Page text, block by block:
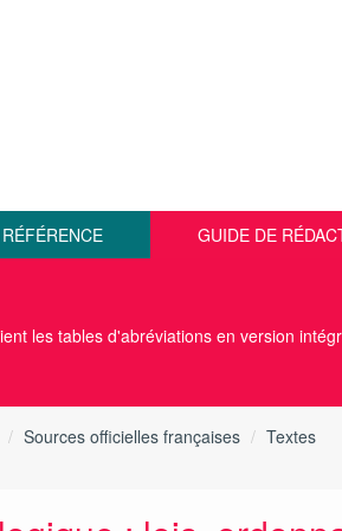
GUIDE DE
les tables d'abréviations en version
Sources officielles françaises
Textes